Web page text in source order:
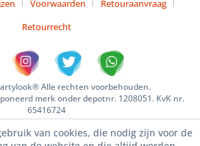
Voorwaarden
Retouraanvraag
Retourrecht
Alle rechten voorbehouden.
merk onder depotnr. 1208051. KvK nr.
65416724
van cookies, die nodig zijn voor de